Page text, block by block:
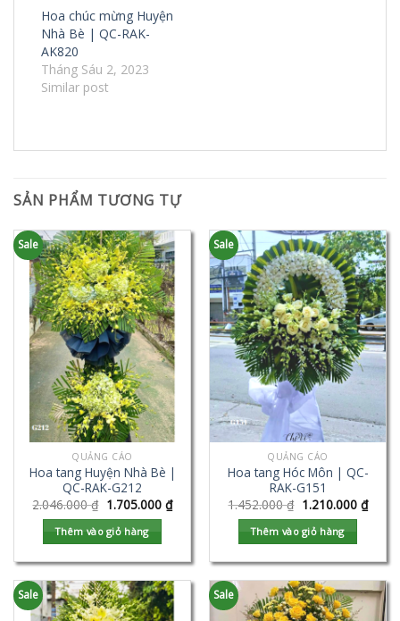
Hoa chúc mừng Huyện
Nhà Bè | QC-RAK-
AK820
Tháng Sáu 2, 2023
Similar post
SẢN PHẨM TƯƠNG TỰ
Sale
QUẢNG CÁO
Hoa tang Huyện Nhà Bè |
QC-RAK-G212
2.046.000₫ 1.705.000 ₫
Thêm vào giỏ hàng
Sale
QUẢNG CÁO
Hoa tang Hóc Môn | QC-
RAK-G151
1.452.000₫ 1.210.000 ₫
Thêm vào giỏ hàng
Sale Sale